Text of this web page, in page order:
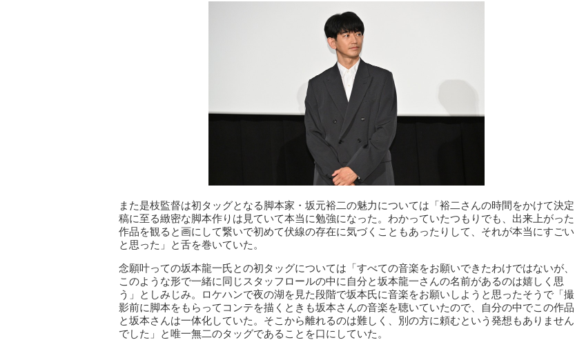
また是枝監督は初タッグとなる脚本家・坂元裕二の魅力については「裕二さんの時間をかけて決定
稿に至る緻密な脚本作りは見ていて本当に勉強になった。わかっていたつもりでも、出来上がった
作品を観ると画にして繋いで初めて伏線の存在に気づくこともあったりして、それが本当にすごい
と思った」と舌を巻いていた。
念願叶っての坂本龍一氏との初タッグについては「すべての音楽をお願いできたわけではないが、
このような形で一緒に同じスタッフロールの中に自分と坂本龍一さんの名前があるのは嬉しく思
う」としみじみ。ロケハンで夜の湖を見た段階で坂本氏に音楽をお願いしようと思ったそうで「撮
影前に脚本をもらってコンテを描くときも坂本さんの音楽を聴いていたので、自分の中でこの作品
と坂本さんは一体化していた。そこから離れるのは難しく、別の方に頼むという発想もありません
でした」と唯一無二のタッグであることを口にしていた。